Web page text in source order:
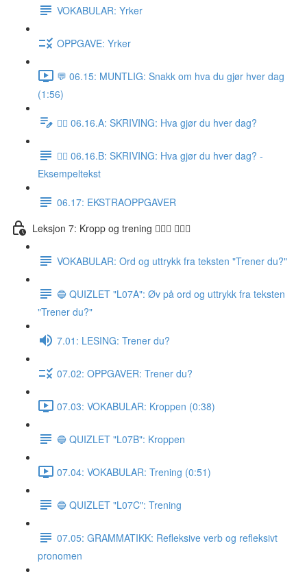
VOKABULAR: Yrker
OPPGAVE: Yrker
💬 06.15: MUNTLIG: Snakk om hva du gjør hver dag
(1:56)
✍🏼 06.16.A: SKRIVING: Hva gjør du hver dag?
✍🏼 06.16.B: SKRIVING: Hva gjør du hver dag? -
Eksempeltekst
06.17: EKSTRAOPPGAVER
Leksjon 7: Kropp og trening 🚶🏼‍♀️ 🏋🏽‍♀️
VOKABULAR: Ord og uttrykk fra teksten "Trener du?"
🔵 QUIZLET "L07A": Øv på ord og uttrykk fra teksten
"Trener du?"
7.01: LESING: Trener du?
07.02: OPPGAVER: Trener du?
07.03: VOKABULAR: Kroppen (0:38)
🔵 QUIZLET "L07B": Kroppen
07.04: VOKABULAR: Trening (0:51)
🔵 QUIZLET "L07C": Trening
07.05: GRAMMATIKK: Refleksive verb og refleksivt
pronomen